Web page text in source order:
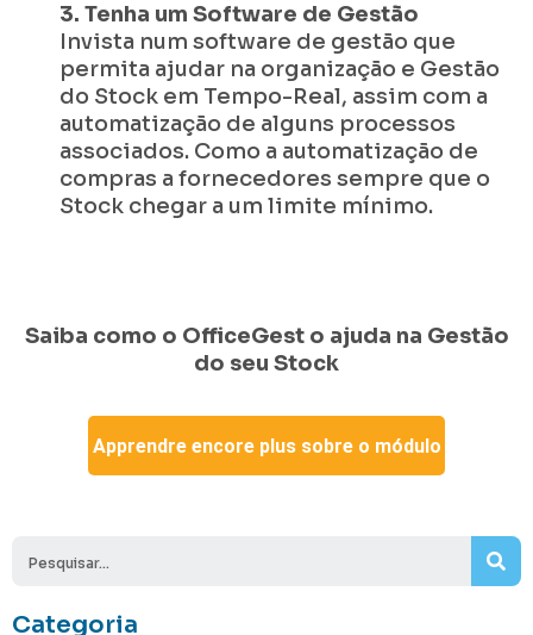
3. Tenha um Software de Gestão
Invista num software de gestão que
permita ajudar na organização e Gestão
do Stock em Tempo-Real, assim com a
automatização de alguns processos
associados. Como a automatização de
compras a fornecedores sempre que o
Stock chegar a um limite mínimo.
Saiba como o OfficeGest o ajuda na Gestão
do seu Stock
Apprendre encore plus sobre o módulo
Categoria